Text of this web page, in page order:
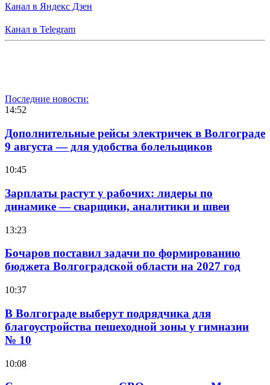
Канал в Яндекс Дзен
Канал в Telegram
Последние новости:
14:52
Дополнительные рейсы электричек в Волгограде
9 августа — для удобства болельщиков
10:45
Зарплаты растут у рабочих: лидеры по
динамике — сварщики, аналитики и швеи
13:23
Бочаров поставил задачи по формированию
бюджета Волгоградской области на 2027 год
10:37
В Волгограде выберут подрядчика для
благоустройства пешеходной зоны у гимназии
№ 10
10:08